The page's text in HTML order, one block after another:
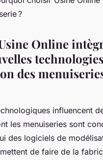
?
Online
des
influencent
les menuiseries sont
des logiciels de
de faire de la